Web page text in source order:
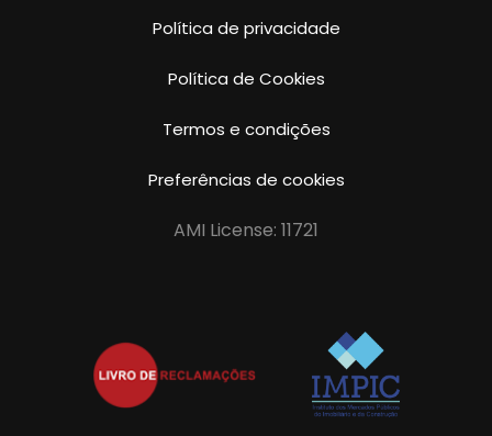
Política de privacidade
Política de Cookies
Termos e condições
Preferências de cookies
AMI License: 11721